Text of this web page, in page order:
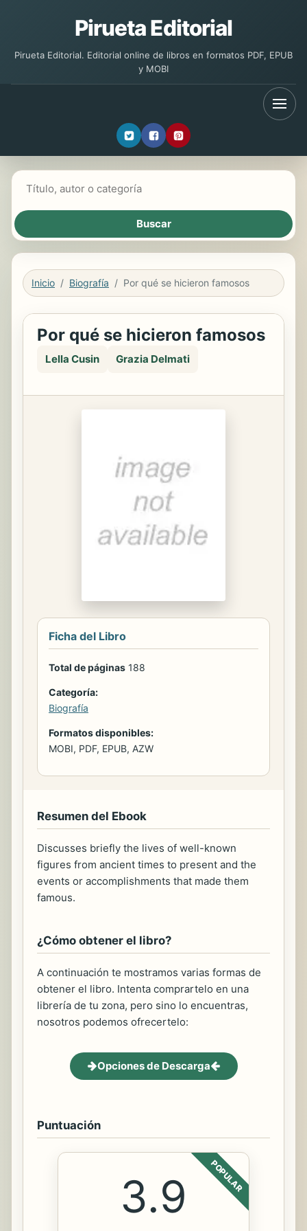
Pirueta Editorial
Pirueta Editorial. Editorial online de libros en formatos PDF, EPUB
y MOBI
Inicio Biografía Por qué se hicieron famosos
Por qué se hicieron famosos
Lella Cusin Grazia Delmati
Ficha del Libro
Total de páginas 188
Categoría:
Biografía
Formatos disponibles:
MOBI, PDF, EPUB, AZW
Resumen del Ebook
Discusses briefly the lives of well-known
figures from ancient times to present and the
events or accomplishments that made them
famous.
¿Cómo obtener el libro?
A continuación te mostramos varias formas de
obtener el libro. Intenta comprartelo en una
librería de tu zona, pero sino lo encuentras,
nosotros podemos ofrecertelo:
Opciones de Descarga
Puntuación
POPULAR
3.9